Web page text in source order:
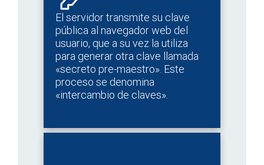
El servidor transmite su clave
pública al navegador web del
usuario, que a su vez la utiliza
para generar otra clave llamada
«secreto pre-maestro». Este
proceso se denomina
«intercambio de claves».